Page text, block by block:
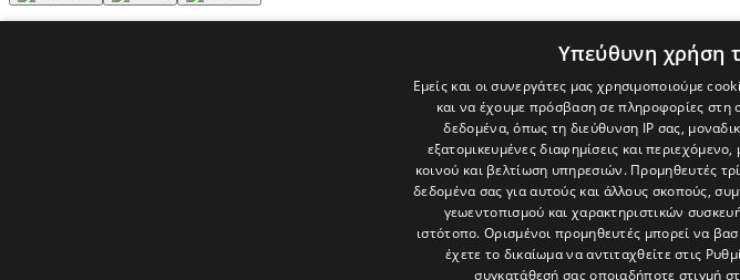
Υπεύθυνη χρήση
Εμείς και οι συνεργάτες μας χρησιμοποιούμε
και να έχουμε πρόσβαση σε πληροφορίες στη
δεδομένα, όπως τη διεύθυνση IP σας,
εξατομικευμένες διαφημίσεις και
κοινού και βελτίωση υπηρεσιών. Προμηθευτές
δεδομένα σας για αυτούς και άλλους σκοπούς,
γεωεντοπισμού και χαρακτηριστικών
ιστότοπο. Ορισμένοι προμηθευτές μπορεί να
έχετε το δικαίωμα να αντιταχθείτε στις
συγκατάθεσή σας οποιαδήποτε στιγμή